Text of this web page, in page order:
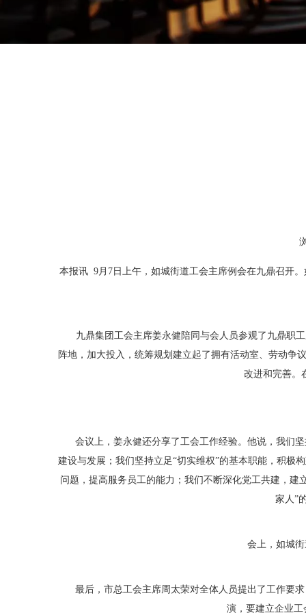
["wechat","weibo","qzone","douban","email"]
本报讯 9月7日上午，如城街道工会主席例会在九鼎召开
九鼎集团工会主席姜永健陪同与会人员参观了九鼎职工
阵地，加大投入，统筹规划建立起了拥有活动室、劳动争
改进和完善。
会议上，姜永健还分享了工会工作经验。他说，我们坚
建设与发展；我们坚持立足“切实维权”的基本职能，积极
问题，提高服务员工的能力；我们不断深化党工共建，
家人”
会上，如城街
最后，市总工会主席周太荣对全体人员提出了工作要求
演，要建立企业